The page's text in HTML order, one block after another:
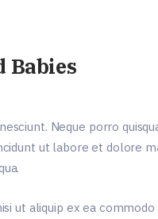
Babies
Neque porro
ut labore et dolore
ut aliquip ex ea